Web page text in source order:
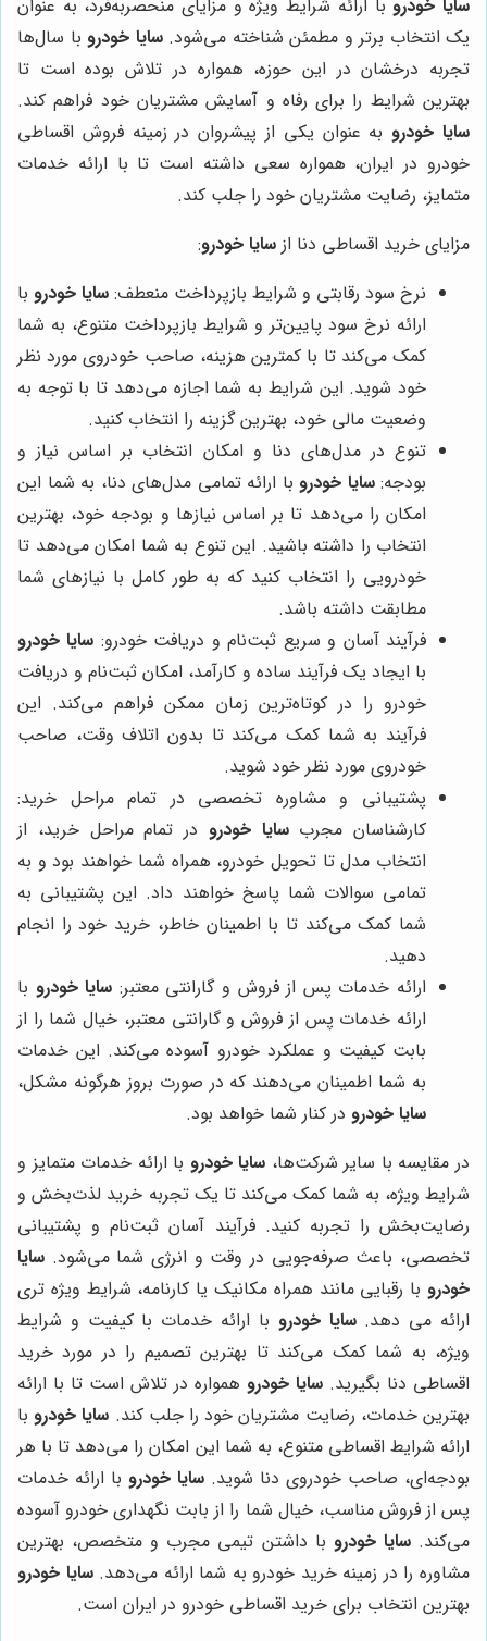
سایا خودروبا ارائه شرایط ویژه و مزایای منحصربه‌فرد، به عنوان
یک انتخاب برتر و مطمئن شناخته می‌شود.سایا خودرو با سال‌ها
تجربه درخشان در این حوزه، همواره در تلاش بوده است تا
بهترین شرایط را برای رفاه و آسایش مشتریان خود فراهم کند.
سایا خودروبه عنوان یکی از پیشروان در زمینه فروش اقساطی
خودرو در ایران، همواره سعی داشته است تا با ارائه خدمات
متمایز، رضایت مشتریان خود را جلب کند.
مزایای خرید اقساطی دنا از سایا خودرو:
نرخ سود رقابتی و شرایط بازپرداخت منعطف: سایا خودرو با
ارائه نرخ سود پایین‌تر و شرایط بازپرداخت متنوع، به شما
کمک می‌کند تا با کمترین هزینه، صاحب خودروی مورد نظر
خود شوید. این شرایط به شما اجازه می‌دهد تا با توجه به
وضعیت مالی خود، بهترین گزینه را انتخاب کنید.
تنوع در مدل‌های دنا و امکان انتخاب بر اساس نیاز و
بودجه:سایا خودرو با ارائه تمامی مدل‌های دنا، به شما این
امکان را می‌دهد تا بر اساس نیازها و بودجه خود، بهترین
انتخاب را داشته باشید. این تنوع به شما امکان می‌دهد تا
خودرویی را انتخاب کنید که به طور کامل با نیازهای شما
مطابقت داشته باشد.
فرآیند آسان و سریع ثبت‌نام و دریافت خودرو: سایا خودرو
با ایجاد یک فرآیند ساده و کارآمد، امکان ثبت‌نام و دریافت
خودرو را در کوتاه‌ترین زمان ممکن فراهم می‌کند. این
فرآیند به شما کمک می‌کند تا بدون اتلاف وقت، صاحب
خودروی مورد نظر خود شوید.
پشتیبانی و مشاوره تخصصی در تمام مراحل خرید:
کارشناسان مجربسایا خودرو در تمام مراحل خرید، از
انتخاب مدل تا تحویل خودرو، همراه شما خواهند بود و به
تمامی سوالات شما پاسخ خواهند داد. این پشتیبانی به
شما کمک می‌کند تا با اطمینان خاطر، خرید خود را انجام
دهید.
ارائه خدمات پس از فروش و گارانتی معتبر: سایا خودرو با
ارائه خدمات پس از فروش و گارانتی معتبر، خیال شما را از
بابت کیفیت و عملکرد خودرو آسوده می‌کند. این خدمات
به شما اطمینان می‌دهند که در صورت بروز هرگونه مشکل،
سایا خودرو در کنار شما خواهد بود.
در مقایسه با سایر شرکت‌ها، سایا خودرو با ارائه خدمات متمایز و
شرایط ویژه، به شما کمک می‌کند تا یک تجربه خرید لذت‌بخش و
رضایت‌بخش را تجربه کنید. فرآیند آسان ثبت‌نام و پشتیبانی
تخصصی، باعث صرفه‌جویی در وقت و انرژی شما می‌شود. سایا
خودرو با رقبایی مانند همراه مکانیک یا کارنامه، شرایط ویژه تری
ارائه می دهد.سایا خودرو با ارائه خدمات با کیفیت و شرایط
ویژه، به شما کمک می‌کند تا بهترین تصمیم را در مورد خرید
اقساطی دنا بگیرید. سایا خودرو همواره در تلاش است تا با ارائه
بهترین خدمات، رضایت مشتریان خود را جلب کند. سایا خودروبا
ارائه شرایط اقساطی متنوع، به شما این امکان را می‌دهد تا با هر
بودجه‌ای، صاحب خودروی دنا شوید. سایا خودرو با ارائه خدمات
پس از فروش مناسب، خیال شما را از بابت نگهداری خودرو آسوده
می‌کند.سایا خودرو با داشتن تیمی مجرب و متخصص، بهترین
مشاوره را در زمینه خرید خودرو به شما ارائه می‌دهد.سایا خودرو
بهترین انتخاب برای خرید اقساطی خودرو در ایران است.